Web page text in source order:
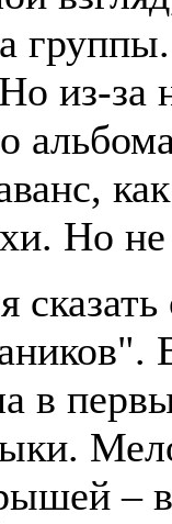
из-за
Но не
в
–